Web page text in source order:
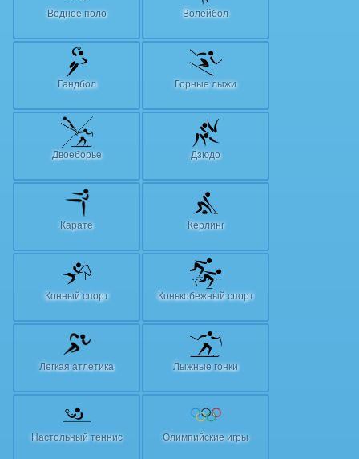
Водное поло Волейбол
Гандбол Горные лыжи
Двоеборье Дзюдо
Карате Керлинг
Конный спорт Конькобежный спорт
Легкая атлетика Лыжные гонки
Настольный теннис Олимпийские игры